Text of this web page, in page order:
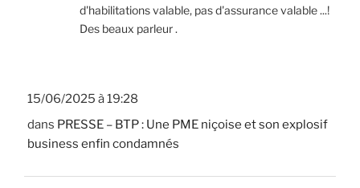
15/06/2025 à 19:28
dans PRESSE – BTP : Une PME niçoise et son explosif
business enfin condamnés
d'habilitations valable, pas d'assurance valable ...!
Des beaux parleur .